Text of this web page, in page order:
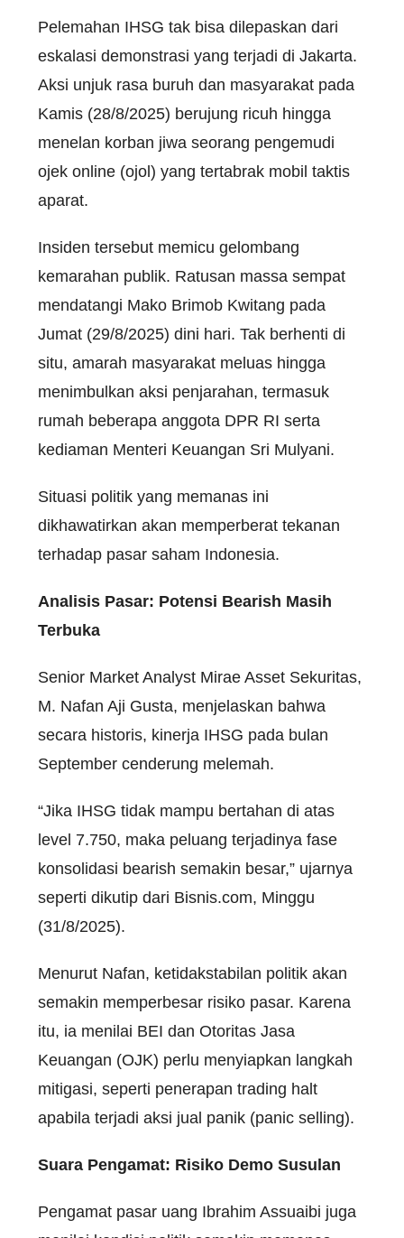
Pelemahan IHSG tak bisa dilepaskan dari
eskalasi demonstrasi yang terjadi di Jakarta.
Aksi unjuk rasa buruh dan masyarakat pada
Kamis (28/8/2025) berujung ricuh hingga
menelan korban jiwa seorang pengemudi
ojek online (ojol) yang tertabrak mobil taktis
aparat.
Insiden tersebut memicu gelombang
kemarahan publik. Ratusan massa sempat
mendatangi Mako Brimob Kwitang pada
Jumat (29/8/2025) dini hari. Tak berhenti di
situ, amarah masyarakat meluas hingga
menimbulkan aksi penjarahan, termasuk
rumah beberapa anggota DPR RI serta
kediaman Menteri Keuangan Sri Mulyani.
Situasi politik yang memanas ini
dikhawatirkan akan memperberat tekanan
terhadap pasar saham Indonesia.
Analisis Pasar: Potensi Bearish Masih
Terbuka
Senior Market Analyst Mirae Asset Sekuritas,
M. Nafan Aji Gusta, menjelaskan bahwa
secara historis, kinerja IHSG pada bulan
September cenderung melemah.
“Jika IHSG tidak mampu bertahan di atas
level 7.750, maka peluang terjadinya fase
konsolidasi bearish semakin besar,” ujarnya
seperti dikutip dari Bisnis.com, Minggu
(31/8/2025).
Menurut Nafan, ketidakstabilan politik akan
semakin memperbesar risiko pasar. Karena
itu, ia menilai BEI dan Otoritas Jasa
Keuangan (OJK) perlu menyiapkan langkah
mitigasi, seperti penerapan trading halt
apabila terjadi aksi jual panik (panic selling).
Suara Pengamat: Risiko Demo Susulan
Pengamat pasar uang Ibrahim Assuaibi juga